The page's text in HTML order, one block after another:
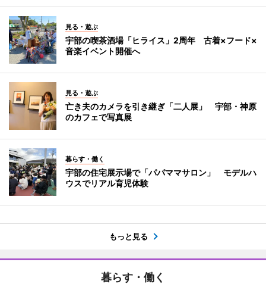
見る・遊ぶ
宇部の喫茶酒場「ヒライス」2周年 古着×フード×
音楽イベント開催へ
見る・遊ぶ
亡き夫のカメラを引き継ぎ「二人展」 宇部・神原
のカフェで写真展
暮らす・働く
宇部の住宅展示場で「パパママサロン」 モデルハ
ウスでリアル育児体験
もっと見る
暮らす・働く